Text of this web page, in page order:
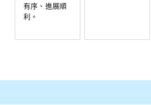
有序、進展順
利。